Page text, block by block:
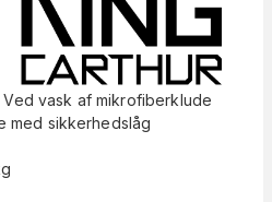
vask af mikrofiberklude
med sikkerhedslåg